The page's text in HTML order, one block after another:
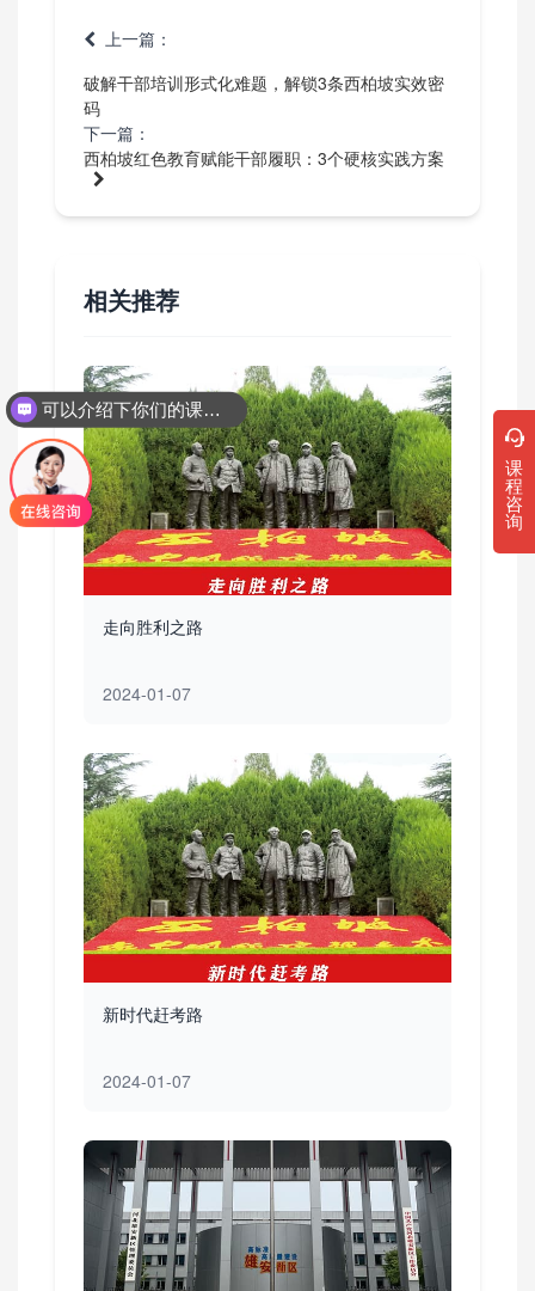
上一篇：
破解干部培训形式化难题，解锁3条西柏坡实效密
码
下一篇：
西柏坡红色教育赋能干部履职：3个硬核实践方案
相关推荐
走向胜利之路
2024-01-07
新时代赶考路
2024-01-07
课
程
咨
询
可以介绍下你们的课程吗？